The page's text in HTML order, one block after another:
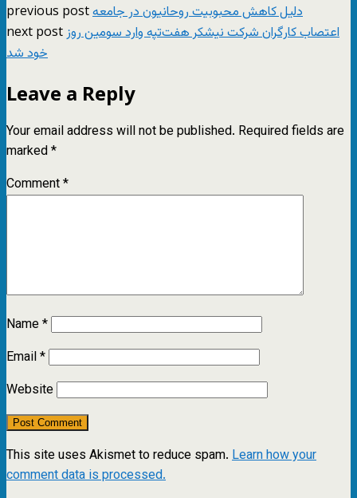
previous postدلیل کاهش محبوبیت روحانیون در جامعه
next post اعتصاب کارگران شرکت نیشکر هفت‌تپه وارد سومین روز
خود شد
Leave a Reply
Your email address will not be published. Required fields are
marked*
Comment*
Name*
Email*
Website
This site uses Akismet to reduce spam. Learn how your
comment data is processed.